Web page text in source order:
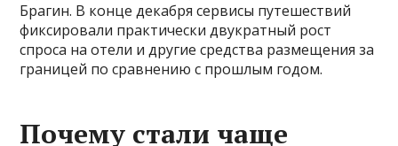
Брагин. В конце декабря сервисы путешествий
фиксировали практически двукратный рост
спроса на отели и другие средства размещения за
границей по сравнению с прошлым годом.
Почему стали чаще